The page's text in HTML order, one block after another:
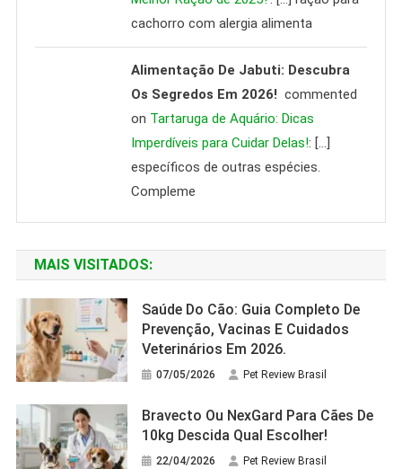
cachorro com alergia alimenta
Alimentação De Jabuti: Descubra
Os Segredos Em 2026! commented
on Tartaruga de Aquário: Dicas
Imperdíveis para Cuidar Delas!: […]
específicos de outras espécies.
Compleme
MAIS VISITADOS:
Saúde Do Cão: Guia Completo De
Prevenção, Vacinas E Cuidados
Veterinários Em 2026.
07/05/2026 Pet Review Brasil
Bravecto Ou NexGard Para Cães De
10kg Descida Qual Escolher!
22/04/2026 Pet Review Brasil